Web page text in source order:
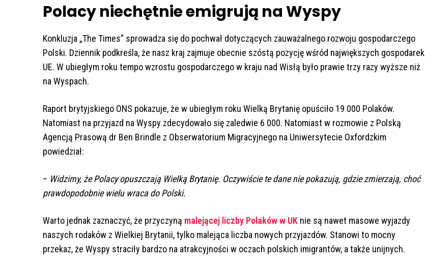
Polacy niechętnie emigrują na Wyspy
Konkluzja „The Times” sprowadza się do pochwał dotyczących zauważalnego rozwoju gospodarczego
Polski. Dziennik podkreśla, że nasz kraj zajmuje obecnie szóstą pozycję wśród największych gospodarek
UE. W ubiegłym roku tempo wzrostu gospodarczego w kraju nad Wisłą było prawie trzy razy wyższe niż
na Wyspach.
Raport brytyjskiego ONS pokazuje, że w ubiegłym roku Wielką Brytanię opuściło 19 000 Polaków.
Natomiast na przyjazd na Wyspy zdecydowało się zaledwie 6 000. Natomiast w rozmowie z Polską
Agencją Prasową dr Ben Brindle z Obserwatorium Migracyjnego na Uniwersytecie Oxfordzkim
powiedział:
– Widzimy, że Polacy opuszczają Wielką Brytanię. Oczywiście te dane nie pokazują, gdzie zmierzają, choć
prawdopodobnie wielu wraca do Polski.
Warto jednak zaznaczyć, że przyczyną malejącej liczby Polaków w UK nie są nawet masowe wyjazdy
naszych rodaków z Wielkiej Brytanii, tylko malejąca liczba nowych przyjazdów. Stanowi to mocny
przekaz, że Wyspy straciły bardzo na atrakcyjności w oczach polskich imigrantów, a także unijnych.